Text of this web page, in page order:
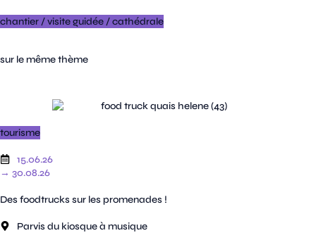
chantier /visite guidée /cathédrale
sur le même thème
tourisme
15.06.26
→ 30.08.26
Des foodtrucks sur les promenades !
Parvis du kiosque à musique